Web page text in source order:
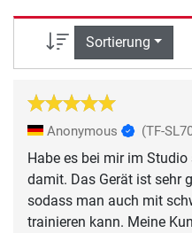
Sortierung
Anonymous (TF-
Habe es bei mir im
damit. Das Gerät ist sehr
sodass man auch mit
trainieren kann. Meine